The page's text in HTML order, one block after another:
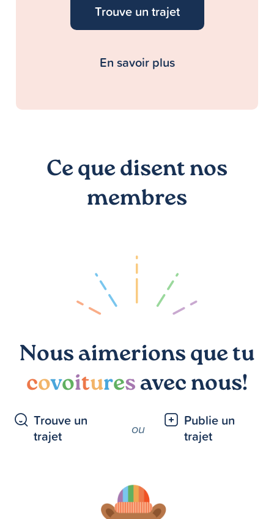
Trouve un trajet
En savoir plus
Ce que disent nos
membres
Nous aimerions que tu
covoituresavec nous!
Trouve un
trajet
ou
Publie un
trajet